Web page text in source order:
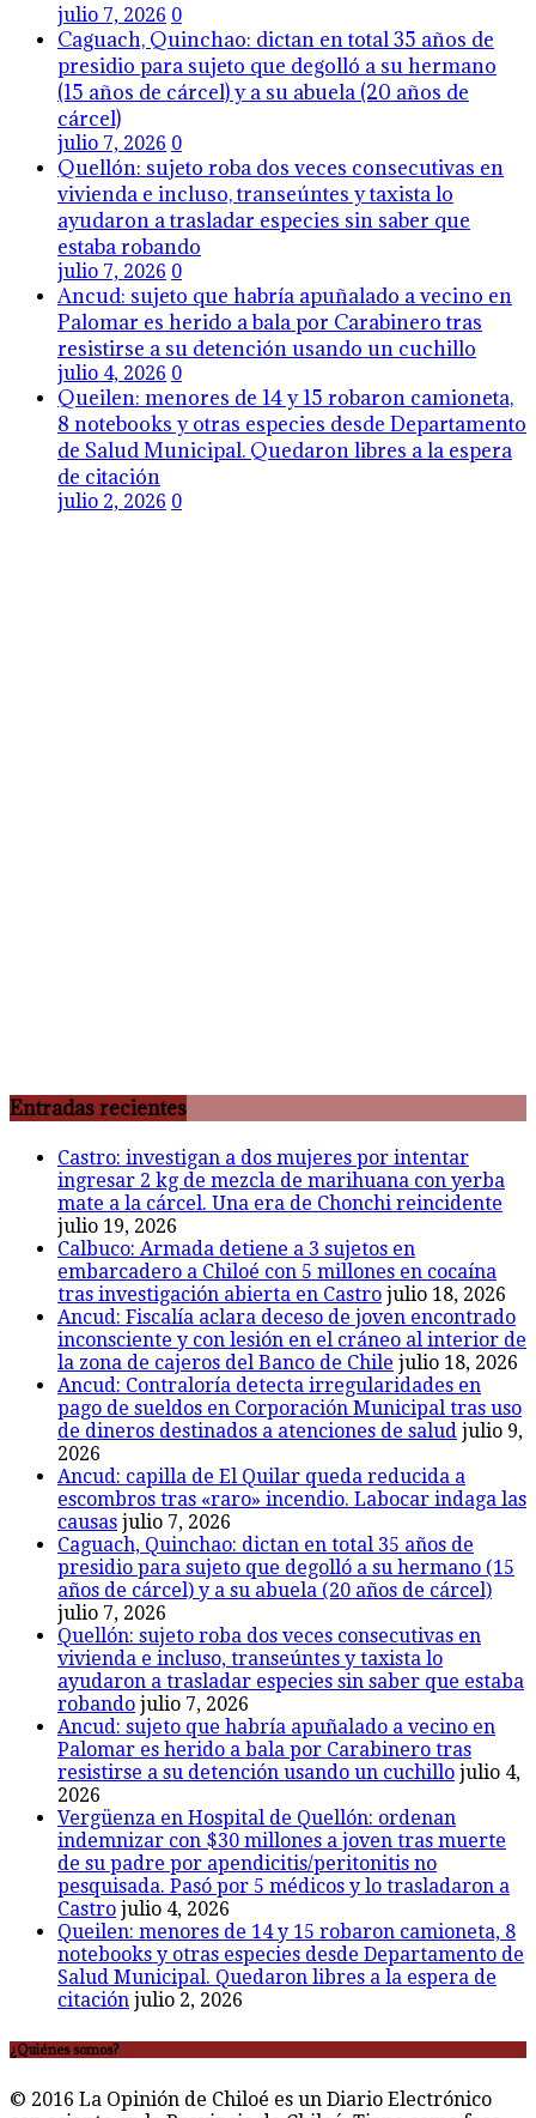
julio 7, 2026 0
Caguach, Quinchao: dictan en total 35 años de
presidio para sujeto que degolló a su hermano
(15 años de cárcel) y a su abuela (20 años de
cárcel)
julio 7, 2026 0
Quellón: sujeto roba dos veces consecutivas en
vivienda e incluso, transeúntes y taxista lo
ayudaron a trasladar especies sin saber que
estaba robando
julio 7, 2026 0
Ancud: sujeto que habría apuñalado a vecino en
Palomar es herido a bala por Carabinero tras
resistirse a su detención usando un cuchillo
julio 4, 2026 0
Queilen: menores de 14 y 15 robaron camioneta,
8 notebooks y otras especies desde Departamento
de Salud Municipal. Quedaron libres a la espera
de citación
julio 2, 2026 0
Entradas recientes
Castro: investigan a dos mujeres por intentar
ingresar 2 kg de mezcla de marihuana con yerba
mate a la cárcel. Una era de Chonchi reincidente
julio 19, 2026
Calbuco: Armada detiene a 3 sujetos en
embarcadero a Chiloé con 5 millones en cocaína
tras investigación abierta en Castro julio 18, 2026
Ancud: Fiscalía aclara deceso de joven encontrado
inconsciente y con lesión en el cráneo al interior de
la zona de cajeros del Banco de Chile julio 18, 2026
Ancud: Contraloría detecta irregularidades en
pago de sueldos en Corporación Municipal tras uso
de dineros destinados a atenciones de salud julio 9,
2026
Ancud: capilla de El Quilar queda reducida a
escombros tras «raro» incendio. Labocar indaga las
causas julio 7, 2026
Caguach, Quinchao: dictan en total 35 años de
presidio para sujeto que degolló a su hermano (15
años de cárcel) y a su abuela (20 años de cárcel)
julio 7, 2026
Quellón: sujeto roba dos veces consecutivas en
vivienda e incluso, transeúntes y taxista lo
ayudaron a trasladar especies sin saber que estaba
robando julio 7, 2026
Ancud: sujeto que habría apuñalado a vecino en
Palomar es herido a bala por Carabinero tras
resistirse a su detención usando un cuchillo julio 4,
2026
Vergüenza en Hospital de Quellón: ordenan
indemnizar con $30 millones a joven tras muerte
de su padre por apendicitis/peritonitis no
pesquisada. Pasó por 5 médicos y lo trasladaron a
Castro julio 4, 2026
Queilen: menores de 14 y 15 robaron camioneta, 8
notebooks y otras especies desde Departamento de
Salud Municipal. Quedaron libres a la espera de
citación julio 2, 2026
¿Quiénes somos?
© 2016 La Opinión de Chiloé es un Diario Electrónico